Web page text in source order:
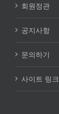
회원정관
공지사항
문의하기
사이트 링크